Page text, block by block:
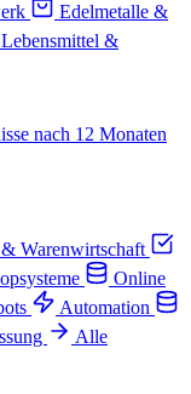
Edelmetalle &
Lebensmittel &
nach 12 Monaten
Warenwirtschaft
Online
Automation
Alle